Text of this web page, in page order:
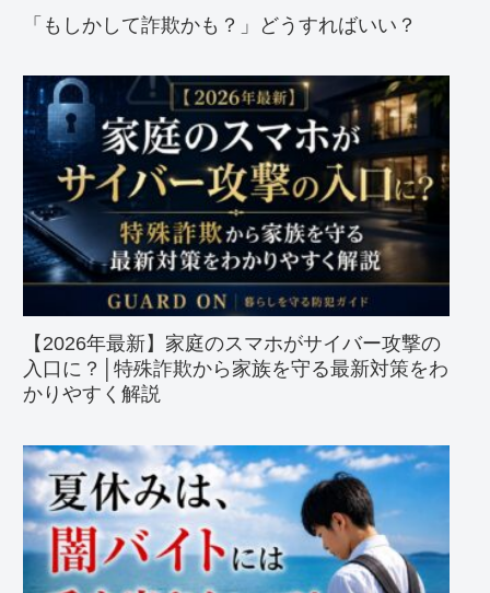
「もしかして詐欺かも？」どうすればいい？
【2026年最新】家庭のスマホがサイバー攻撃の
入口に？│特殊詐欺から家族を守る最新対策をわ
かりやすく解説